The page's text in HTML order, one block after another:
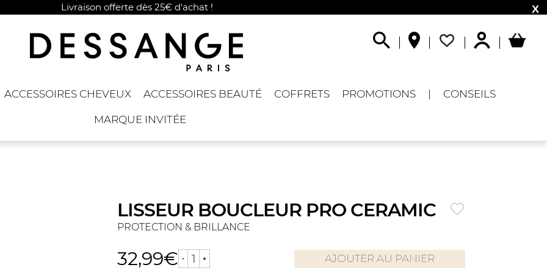
X
Livraison offerte dès 25€ d'achat !
ACCESSOIRES CHEVEUX ACCESSOIRES BEAUTÉ COFFRETS PROMOTIONS |
CONSEILS
MARQUE INVITÉE
LISSEUR BOUCLEUR PRO CERAMIC
PROTECTION & BRILLANCE
32,99€ quantité
AJOUTER AU PANIER